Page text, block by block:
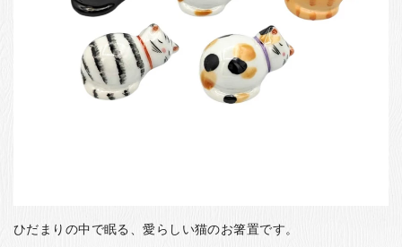
お客様の声
お問い合わせ
ひだまりの中で眠る、愛らしい猫のお箸置です。